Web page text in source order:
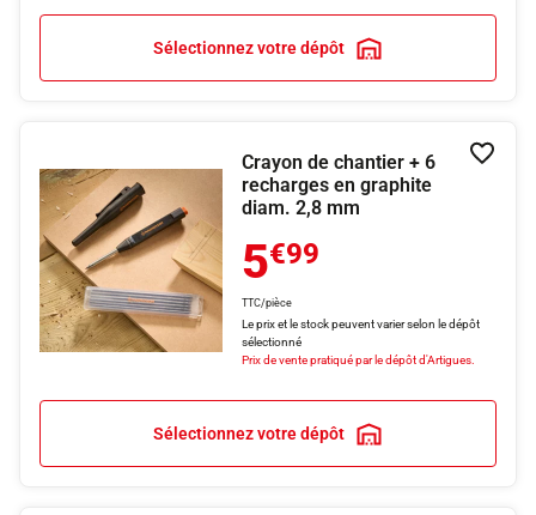
Sélectionnez votre dépôt
Crayon de chantier + 6
recharges en graphite
diam. 2,8 mm
5€99
TTC/pièce
Le prix et le stock peuvent varier selon le dépôt
sélectionné
Prix de vente pratiqué par le dépôt d'Artigues.
Sélectionnez votre dépôt